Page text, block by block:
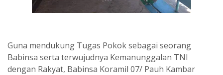
Guna mendukung Tugas Pokok sebagai seorang
Babinsa serta terwujudnya Kemanunggalan TNI
dengan Rakyat, Babinsa Koramil 07/ Pauh Kambar